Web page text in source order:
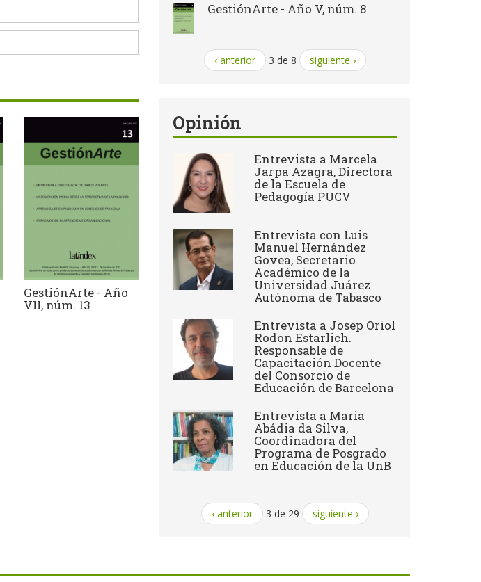
GestiónArte - Año
VII, núm. 13
GestiónArte - Año V, núm. 8
‹ anterior 3 de 8 siguiente ›
Opinión
Entrevista a Marcela
Jarpa Azagra, Directora
de la Escuela de
Pedagogía PUCV
Entrevista con Luis
Manuel Hernández
Govea, Secretario
Académico de la
Universidad Juárez
Autónoma de Tabasco
Entrevista a Josep Oriol
Rodon Estarlich.
Responsable de
Capacitación Docente
del Consorcio de
Educación de Barcelona
Entrevista a Maria
Abádia da Silva,
Coordinadora del
Programa de Posgrado
en Educación de la UnB
‹ anterior 3 de 29 siguiente ›